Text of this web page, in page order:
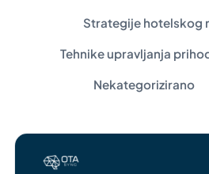
Strategije hotelskog
Tehnike upravljanja
Nekategorizirano